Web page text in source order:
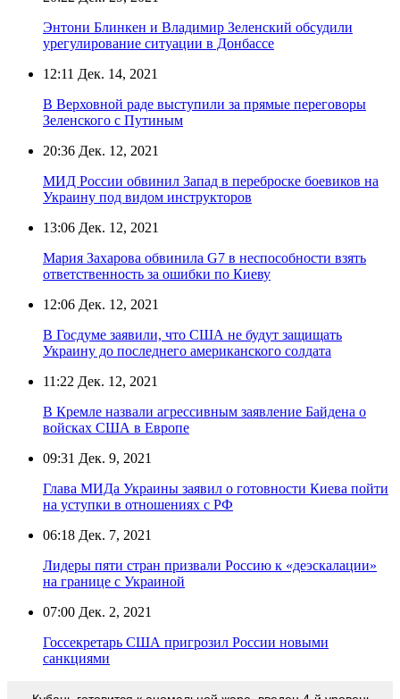
Энтони Блинкен и Владимир Зеленский обсудили
урегулирование ситуации в Донбассе
12:11 Дек. 14, 2021
В Верховной раде выступили за прямые переговоры
Зеленского с Путиным
20:36 Дек. 12, 2021
МИД России обвинил Запад в переброске боевиков на
Украину под видом инструкторов
13:06 Дек. 12, 2021
Мария Захарова обвинила G7 в неспособности взять
ответственность за ошибки по Киеву
12:06 Дек. 12, 2021
В Госдуме заявили, что США не будут защищать
Украину до последнего американского солдата
11:22 Дек. 12, 2021
В Кремле назвали агрессивным заявление Байдена о
войсках США в Европе
09:31 Дек. 9, 2021
Глава МИДа Украины заявил о готовности Киева пойти
на уступки в отношениях с РФ
06:18 Дек. 7, 2021
Лидеры пяти стран призвали Россию к «деэскалации»
на границе с Украиной
07:00 Дек. 2, 2021
Госсекретарь США пригрозил России новыми
санкциями